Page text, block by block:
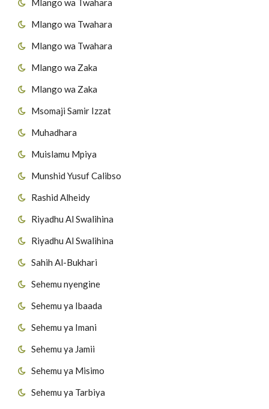
Mlango wa Twahara
Mlango wa Twahara
Mlango wa Twahara
Mlango wa Zaka
Mlango wa Zaka
Msomaji Samir Izzat
Muhadhara
Muislamu Mpiya
Munshid Yusuf Calibso
Rashid Alheidy
Riyadhu Al Swalihina
Riyadhu Al Swalihina
Sahih Al-Bukhari
Sehemu nyengine
Sehemu ya Ibaada
Sehemu ya Imani
Sehemu ya Jamii
Sehemu ya Misimo
Sehemu ya Tarbiya